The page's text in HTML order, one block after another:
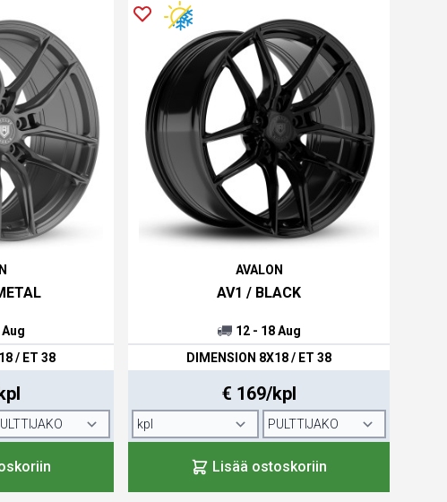
/ ET 38
AVALON
AV1 / BLACK
12 - 18 Aug
DIMENSION 8X18 / ET 38
€ 169/kpl
Lisää ostoskoriin